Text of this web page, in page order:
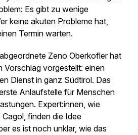
Es gibt zu wenige
keine akuten Probleme hat,
Termin warten.
Zeno Oberkofler hat
Vorschlag vorgestellt: einen
Dienst in ganz Südtirol. Das
Anlaufstelle für Menschen
Expert:innen, wie
finden die Idee
es ist noch unklar, wie das